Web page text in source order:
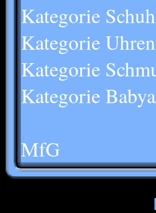
Kategorie
Kategorie
Kategorie
Kategorie
MfG